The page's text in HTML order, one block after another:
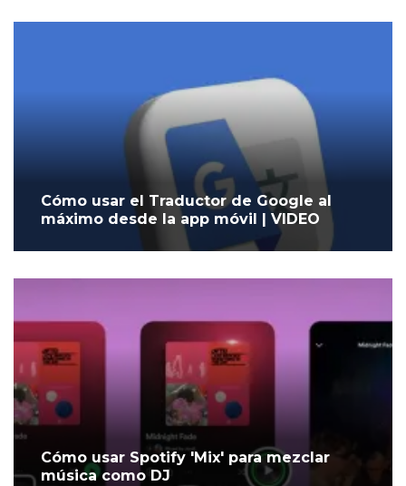
Cómo usar el Traductor de Google al
máximo desde la app móvil | VIDEO
Cómo usar Spotify 'Mix' para mezclar
música como DJ